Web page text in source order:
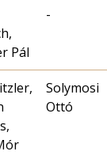
Pál
-
Solymosi
Ottó